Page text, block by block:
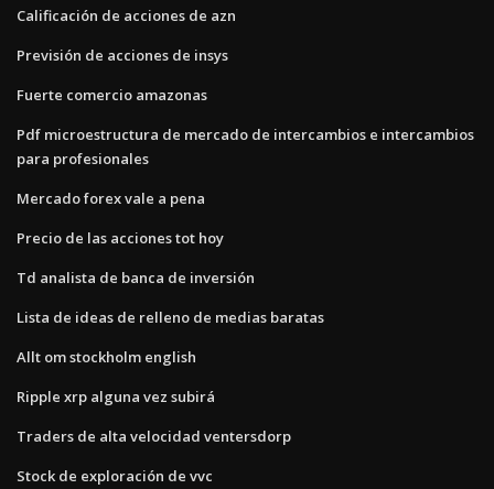
Calificación de acciones de azn
Previsión de acciones de insys
Fuerte comercio amazonas
Pdf microestructura de mercado de intercambios e intercambios
para profesionales
Mercado forex vale a pena
Precio de las acciones tot hoy
Td analista de banca de inversión
Lista de ideas de relleno de medias baratas
Allt om stockholm english
Ripple xrp alguna vez subirá
Traders de alta velocidad ventersdorp
Stock de exploración de vvc